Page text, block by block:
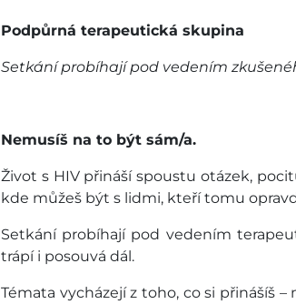
Podpůrná terapeutická skupina
Setkání probíhají pod vedením
Nemusíš na to být sám/a.
Život s HIV přináší spoustu otázek,
kde můžeš být s lidmi, kteří tomu
Setkání probíhají pod vedením
trápí i posouvá dál.
Témata vycházejí z toho, co si přinášíš